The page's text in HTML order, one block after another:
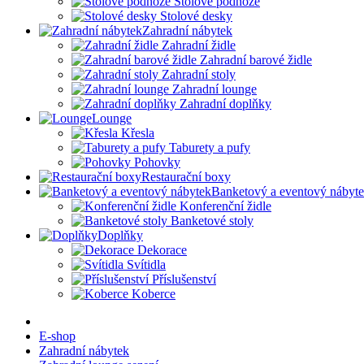
Stolové desky
Zahradní nábytek
Zahradní židle
Zahradní barové židle
Zahradní stoly
Zahradní lounge
Zahradní doplňky
Lounge
Křesla
Taburety a pufy
Pohovky
Restaurační boxy
Banketový a eventový
Konferenční židle
Banketové stoly
Doplňky
Dekorace
Svítidla
Příslušenství
Koberce
E-shop
Zahradní nábytek